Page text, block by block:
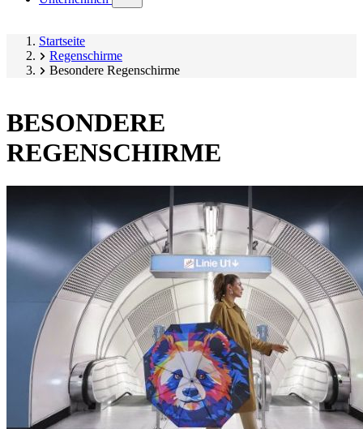
submenu)
Startseite
Regenschirme
Besondere Regenschirme
BESONDERE
REGENSCHIRME